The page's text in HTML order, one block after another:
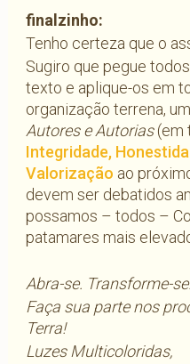
finalzinho:
Tenho certeza que o
Sugiro que pegue
texto e aplique-os em
organização terrena,
Autores e Autorias(em
Integridade,
Valorização ao
devem ser debatidos
possamos – todos –
patamares mais
Abra-se. Transforme-se.
Faça sua parte nos
Terra!
Luzes Multicoloridas,